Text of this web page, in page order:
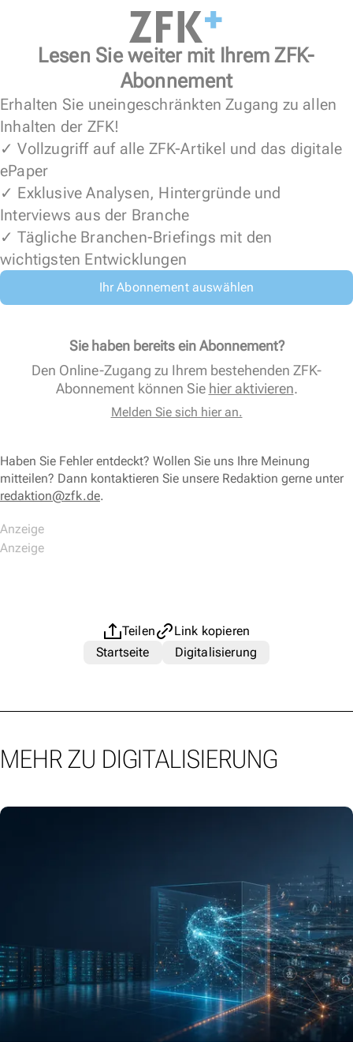
Lesen Sie weiter mit Ihrem ZFK-
Abonnement
Erhalten Sie uneingeschränkten Zugang zu allen
Inhalten der ZFK!
✓ Vollzugriff auf alle ZFK-Artikel und das digitale
ePaper
✓ Exklusive Analysen, Hintergründe und
Interviews aus der Branche
✓ Tägliche Branchen-Briefings mit den
wichtigsten Entwicklungen
Ihr Abonnement auswählen
Sie haben bereits ein Abonnement?
Den Online-Zugang zu Ihrem bestehenden ZFK-
Abonnement können Sie hier aktivieren.
Melden Sie sich hier an.
Haben Sie Fehler entdeckt? Wollen Sie uns Ihre Meinung
mitteilen? Dann kontaktieren Sie unsere Redaktion gerne unter
redaktion@zfk.de.
Teilen
Link kopieren
Startseite
Digitalisierung
MEHR ZU DIGITALISIERUNG